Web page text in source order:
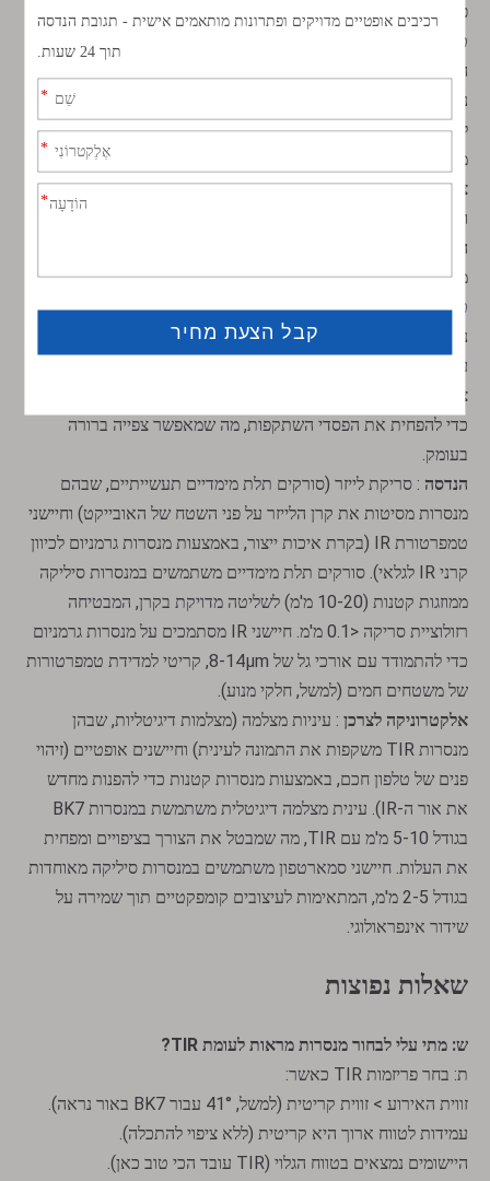
פריזמות אלה נמצאות בכל מקום ב:
טכנולוגיית לייזר
: היגוי קרן בריתוך בלייזר (חיבור רכיבי רכב, כאשר
ניתוח (לייזרים אופטלמיים, שבהם מנסרות TIR מסיטות את הקרן
לעין ללא פירוק הציפוי), ומערכות הנחייה (לייזרי טילים, שבהם
מנסרות Sapphireforces גבוהות). בריתוך לייזר, מנסרות שיקוף עם
ציפויים בעלי סף נזק גבוה מתמודדות עם עוצמת לייזר של 100W+,
ומבטיחות סטייה עקבית.
הגנה וחלל
מנסרות מרובות בזווית ישרה מסיטות את האור אל הצופה), מדדי
טווח (מדדי טווח לייזר צבאיים, באמצעות מנסרות TIR להחזרה
נמוכה), ומצלמות אבטחה (מצלמות חיצוניות, שבהן מנסרות ספיר
עמידות בפני מזג אוויר שומרות על ביצועים בגשם/שלג). פריסקופים
כדי להפחית את הפסדי השתקפות, מה שמאפשר צפייה ברורה
בעומק.
הנדסה : סריקת לייזר (סורקים תלת מימדיים תעשייתיים, שבהם
מנסרות מסיטות את קרן הלייזר על פני השטח של האובייקט) וחיישני
טמפרטורת IR (בקרת איכות ייצור, באמצעות מנסרות גרמניום לכיוון
קרני IR לגלאי). סורקים תלת מימדיים משתמשים במנסרות סיליקה
ממוזגות קטנות (10-20 מ'מ) לשליטה מדויקת בקרן, המבטיחה
רזולוציית סריקה <0.1 מ'מ. חיישני IR מסתמכים על מנסרות גרמניום
כדי להתמודד עם אורכי גל של 8-14μm, קריטי למדידת טמפרטורות
של משטחים חמים (למשל, חלקי מנוע).
אלקטרוניקה לצרכן : עיניות מצלמה (מצלמות דיגיטליות, שבהן
מנסרות TIR משקפות את התמונה לעינית) וחיישנים אופטיים (זיהוי
פנים של טלפון חכם, באמצעות מנסרות קטנות כדי להפנות מחדש
את אור ה-IR). עינית מצלמה דיגיטלית משתמשת במנסרות BK7
בגודל 5-10 מ'מ עם TIR, מה שמבטל את הצורך בציפויים ומפחית
את העלות. חיישני סמארטפון משתמשים במנסרות סיליקה מאוחדות
בגודל 2-5 מ'מ, המתאימות לעיצובים קומפקטיים תוך שמירה על
שידור אינפראולוגי.
שאלות נפוצות
ש: מתי עלי לבחור מנסרות מראות לעומת TIR?
ת: בחר פריזמות TIR כאשר:
זווית האירוע > זווית קריטית (למשל, 41° עבור BK7 באור נראה).
עמידות לטווח ארוך היא קריטית (ללא ציפוי להתכלה).
היישומים נמצאים בטווח הגלוי (TIR עובד הכי טוב כאן).